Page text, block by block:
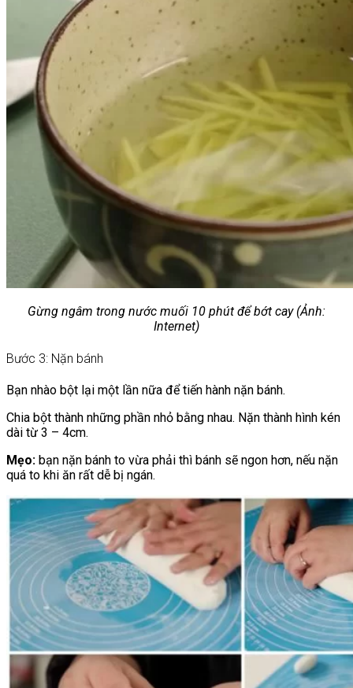
Gừng ngâm trong nước muối 10 phút để bớt cay (Ảnh:
Internet)
Bước 3: Nặn bánh
Bạn nhào bột lại một lần nữa để tiến hành nặn bánh.
Chia bột thành những phần nhỏ bằng nhau. Nặn thành hình kén
dài từ 3 – 4cm.
Mẹo: bạn nặn bánh to vừa phải thì bánh sẽ ngon hơn, nếu nặn
quá to khi ăn rất dễ bị ngán.